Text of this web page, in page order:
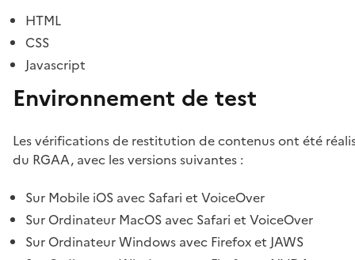
HTML
CSS
Javascript
Environnement de test
Les vérifications de restitution de contenus ont été
du RGAA, avec les versions suivantes :
Sur Mobile iOS avec Safari et VoiceOver
Sur Ordinateur MacOS avec Safari et VoiceOver
Sur Ordinateur Windows avec Firefox et JAWS